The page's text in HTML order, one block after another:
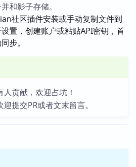
和影子存储。
社区插件安装或手动复制文件到
置，创建账户或粘贴API密钥，首
步。
贡献，欢迎占坑！
提交PR或者文末留言。